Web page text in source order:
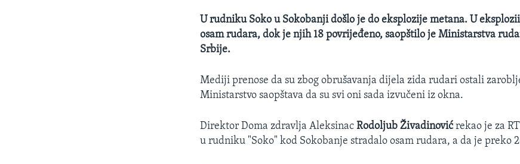
U rudniku Soko u Sokobanji došlo je do eksplozije metana. U
osam rudara, dok je njih 18 povrijeđeno, saopštilo je Ministarstva
Srbije.
Mediji prenose da su zbog obrušavanja dijela zida rudari ostali
Ministarstvo saopštava da su svi oni sada izvučeni iz okna.
Direktor Doma zdravlja AleksinacRodoljub Živadinovićrekao je za
u rudniku "Soko" kod Sokobanje stradalo osam rudara, a da je preko